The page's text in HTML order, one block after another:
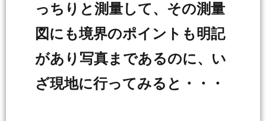
っちりと測量して、その測量
図にも境界のポイントも明記
があり写真まであるのに、い
ざ現地に行ってみると・・・